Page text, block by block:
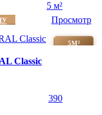
5 м²
Просмотр
5М²
Classic
390